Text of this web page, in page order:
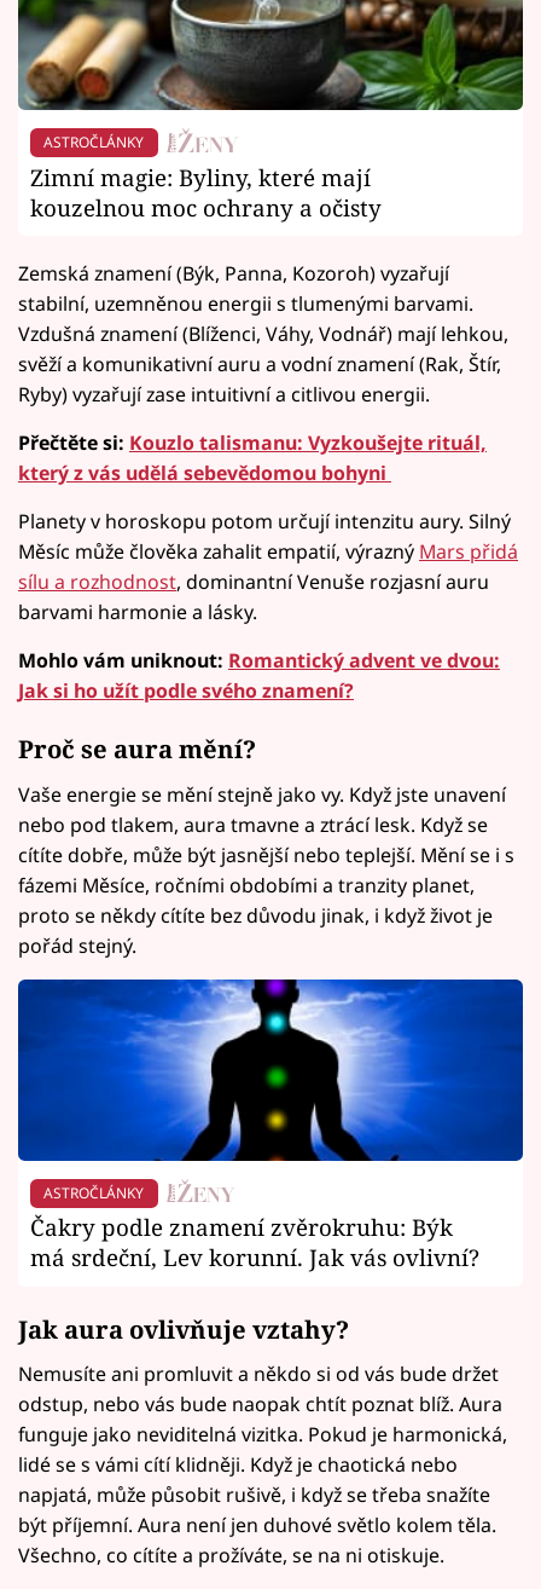
ASTROČLÁNKY
Zimní magie: Byliny, které mají
kouzelnou moc ochrany a očisty
Zemská znamení (Býk, Panna, Kozoroh) vyzařují
stabilní, uzemněnou energii s tlumenými barvami.
Vzdušná znamení (Blíženci, Váhy, Vodnář) mají lehkou,
svěží a komunikativní auru a vodní znamení (Rak, Štír,
Ryby) vyzařují zase intuitivní a citlivou energii.
Přečtěte si: Kouzlo talismanu: Vyzkoušejte rituál,
který z vás udělá sebevědomou bohyni
Planety v horoskopu potom určují intenzitu aury. Silný
Měsíc může člověka zahalit empatií, výrazný Mars přidá
sílu a rozhodnost, dominantní Venuše rozjasní auru
barvami harmonie a lásky.
Mohlo vám uniknout: Romantický advent ve dvou:
Jak si ho užít podle svého znamení?
Proč se aura mění?
Vaše energie se mění stejně jako vy. Když jste unavení
nebo pod tlakem, aura tmavne a ztrácí lesk. Když se
cítíte dobře, může být jasnější nebo teplejší. Mění se i s
fázemi Měsíce, ročními obdobími a tranzity planet,
proto se někdy cítíte bez důvodu jinak, i když život je
pořád stejný.
ASTROČLÁNKY
Čakry podle znamení zvěrokruhu: Býk
má srdeční, Lev korunní. Jak vás ovlivní?
Jak aura ovlivňuje vztahy?
Nemusíte ani promluvit a někdo si od vás bude držet
odstup, nebo vás bude naopak chtít poznat blíž. Aura
funguje jako neviditelná vizitka. Pokud je harmonická,
lidé se s vámi cítí klidněji. Když je chaotická nebo
napjatá, může působit rušivě, i když se třeba snažíte
být příjemní. Aura není jen duhové světlo kolem těla.
Všechno, co cítíte a prožíváte, se na ni otiskuje.